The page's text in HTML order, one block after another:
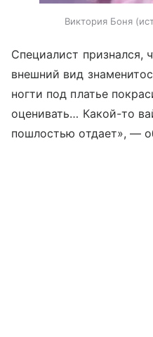
Виктория Боня
Специалист признался,
внешний вид
ногти под платье
оценивать… Какой-то
пошлостью отдает», —